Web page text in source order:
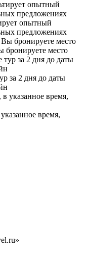
опытный
предложениях
бронируете место
за 2 дня до даты
время,